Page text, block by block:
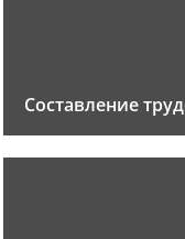
Составление